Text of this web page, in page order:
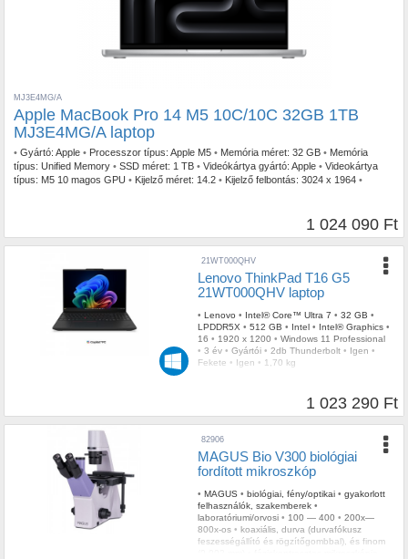
MJ3E4MG/A
Apple MacBook Pro 14 M5 10C/10C 32GB 1TB
MJ3E4MG/A laptop
• Gyártó: Apple • Processzor típus: Apple M5 • Memória méret: 32 GB • Memória
típus: Unified Memory • SSD méret: 1 TB • Videókártya gyártó: Apple • Videokártya
típus: M5 10 magos GPU • Kijelző méret: 14.2 • Kijelző felbontás: 3024 x 1964 •
1 024 090 Ft
21WT000QHV
Lenovo ThinkPad T16 G5
21WT000QHV laptop
• Lenovo • Intel® Core™ Ultra 7 • 32 GB •
LPDDR5X • 512 GB • Intel • Intel® Graphics •
16 • 1920 x 1200 • Windows 11 Professional
• 3 év • Gyártói • 2db Thunderbolt • Igen •
Fekete • Igen • 1,70 kg
1 023 290 Ft
82906
MAGUS Bio V300 biológiai
fordított mikroszkóp
• MAGUS • biológiai, fény/optikai • gyakorlott
felhasználók, szakemberek •
laboratóriumi/orvosi • 100 — 400 • 200x—
800x-os • koaxiális, durva (durvafókusz
feszességállító és rögzítőgombbal), és finom